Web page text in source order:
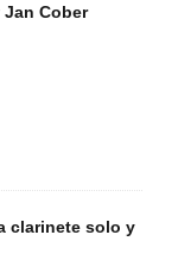
Cober
clarinete solo y